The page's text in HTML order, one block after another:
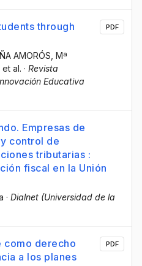
through
AMORÓS , Mª
, et al. · Revista
Educativa
PDF
Empresas de
control de
tributarias :
fiscal en la Unión
· Dialnet (Universidad de la
como derecho
a los planes
PDF